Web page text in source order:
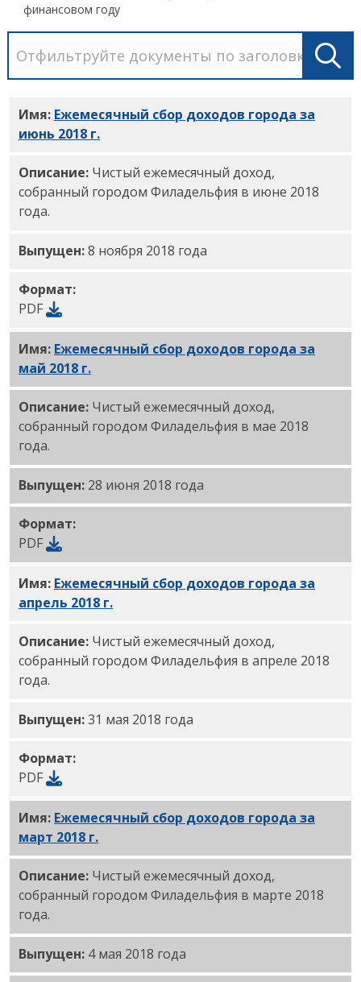
финансовом году
Имя: Ежемесячный сбор доходов города за
июнь 2018 г.PDF
Описание: Чистый ежемесячный доход,
собранный городом Филадельфия в июне 2018
года.
Выпущен:8 ноября 2018 года
Формат:
PDF
Имя: Ежемесячный сбор доходов города за
май 2018 г.PDF
Описание: Чистый ежемесячный доход,
собранный городом Филадельфия в мае 2018
года.
Выпущен: 28 июня 2018 года
Формат:
PDF
Имя: Ежемесячный сбор доходов города за
апрель 2018 г.PDF
Описание: Чистый ежемесячный доход,
собранный городом Филадельфия в апреле 2018
года.
Выпущен:31 мая 2018 года
Формат:
PDF
Имя: Ежемесячный сбор доходов города за
март 2018 г.PDF
Описание: Чистый ежемесячный доход,
собранный городом Филадельфия в марте 2018
года.
Выпущен: 4 мая 2018 года